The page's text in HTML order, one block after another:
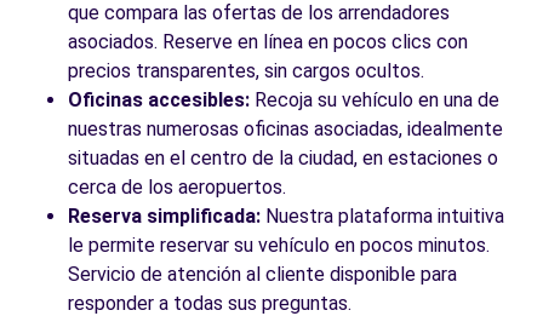
que compara las ofertas de los arrendadores
asociados. Reserve en línea en pocos clics con
precios transparentes, sin cargos ocultos.
Oficinas accesibles: Recoja su vehículo en una de
nuestras numerosas oficinas asociadas, idealmente
situadas en el centro de la ciudad, en estaciones o
cerca de los aeropuertos.
Reserva simplificada: Nuestra plataforma intuitiva
le permite reservar su vehículo en pocos minutos.
Servicio de atención al cliente disponible para
responder a todas sus preguntas.